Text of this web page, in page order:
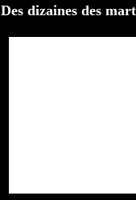
Des dizaines des